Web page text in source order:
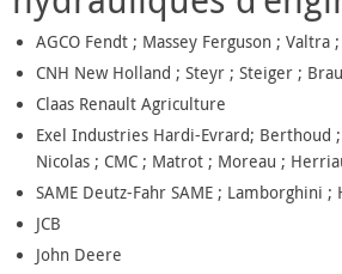
AGCO Fendt ; Massey Ferguson ; Valtra
CNH New Holland ; Steyr ; Steiger ;
Claas Renault Agriculture
Exel Industries Hardi-Evrard; Berthoud
Nicolas ; CMC ; Matrot ; Moreau ;
SAME Deutz-Fahr SAME ; Lamborghini
JCB
John Deere